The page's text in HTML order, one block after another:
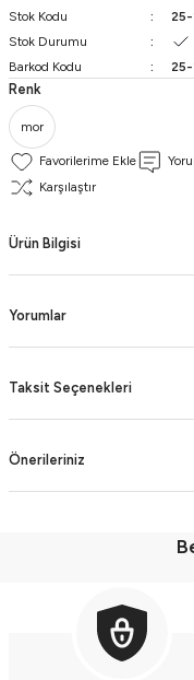
Stok Kodu
Stok Durumu
Barkod Kodu
Renk
mor
Karşılaştır
Ürün Bilgisi
Yorumlar
Taksit Seçenekleri
Önerileriniz
Erkek Çocuk Bıyıklı Şişme